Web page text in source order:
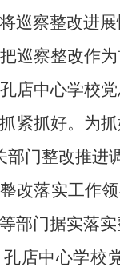
巡察整改进
巡察整改作
孔店中心学校
紧抓好。为
部门整改推进
改落实工作
部门据实落
孔店中心学校